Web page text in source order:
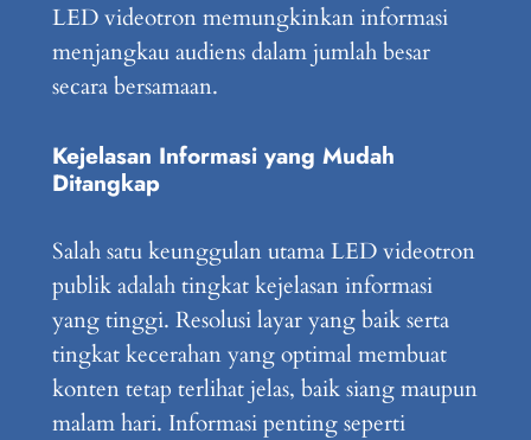
LED videotron memungkinkan informasi
menjangkau audiens dalam jumlah besar
secara bersamaan.
Kejelasan Informasi yang Mudah
Ditangkap
Salah satu keunggulan utama LED videotron
publik adalah tingkat kejelasan informasi
yang tinggi. Resolusi layar yang baik serta
tingkat kecerahan yang optimal membuat
konten tetap terlihat jelas, baik siang maupun
malam hari. Informasi penting seperti